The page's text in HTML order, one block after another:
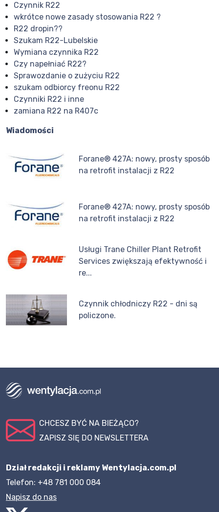
Czynnik R22
wkrótce nowe zasady stosowania R22 ?
R22 dropin??
Szukam R22-Lubelskie
Wymiana czynnika R22
Czy napełniać R22?
Sprawozdanie o zużyciu R22
szukam odbiorcy freonu R22
Czynniki R22 i inne
zamiana R22 na R407c
Wiadomości
Forane® 427A: nowy, prosty sposób
na retrofit instalacji z R22
Forane® 427A: nowy, prosty sposób
na retrofit instalacji z R22
Usługi Trane Chiller Plant Retrofit
Services zwiększają efektywność i
re...
Czynnik chłodniczy R22 - dni są
policzone.
CHCESZ BYĆ NA BIEŻĄCO?
ZAPISZ SIĘ DO NEWSLETTERA
Dział redakcji i reklamy Wentylacja.com.pl
Telefon: +48 781 000 084
Napisz do nas